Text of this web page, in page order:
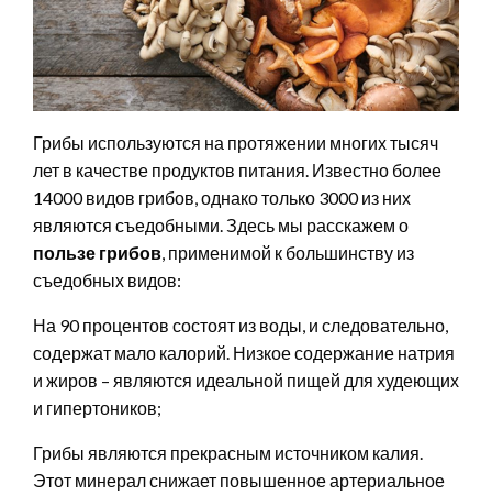
Грибы используются на протяжении многих тысяч
лет в качестве продуктов питания. Известно более
14000 видов грибов, однако только 3000 из них
являются съедобными. Здесь мы расскажем о
пользе грибов , применимой к большинству из
съедобных видов:
На 90 процентов состоят из воды, и следовательно,
содержат мало калорий. Низкое содержание натрия
и жиров – являются идеальной пищей для худеющих
и гипертоников;
Грибы являются прекрасным источником калия.
Этот минерал снижает повышенное артериальное